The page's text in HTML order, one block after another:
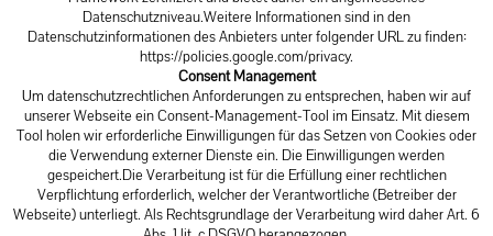
Datenschutzniveau.Weitere Informationen sind in den
Datenschutzinformationen des Anbieters unter folgender URL zu finden:
https://policies.google.com/privacy.
Consent Management
Um datenschutzrechtlichen Anforderungen zu entsprechen, haben wir auf
unserer Webseite ein Consent-Management-Tool im Einsatz. Mit diesem
Tool holen wir erforderliche Einwilligungen für das Setzen von Cookies oder
die Verwendung externer Dienste ein. Die Einwilligungen werden
gespeichert.Die Verarbeitung ist für die Erfüllung einer rechtlichen
Verpflichtung erforderlich, welcher der Verantwortliche (Betreiber der
Webseite) unterliegt. Als Rechtsgrundlage der Verarbeitung wird daher Art. 6